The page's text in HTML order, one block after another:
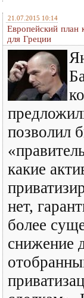
21.07.2015 10:14
Европейский план
для Греции
позволил
какие
нет,
более
снижение